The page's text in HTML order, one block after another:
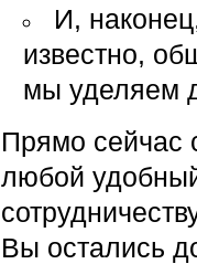
И,
известно,
мы уделяем
Прямо сейчас
любой
Вы остались